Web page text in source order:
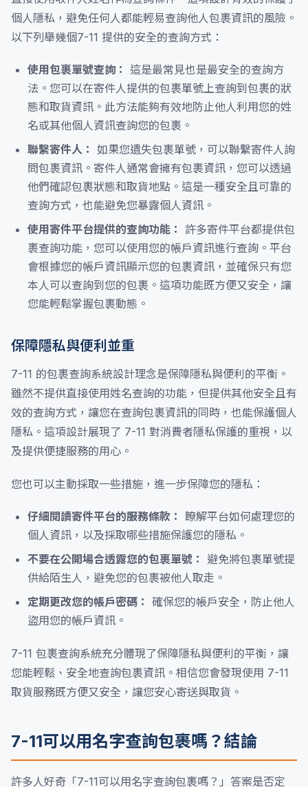
個人隱私，避免任何人都能輕易查詢他人包裹資訊的風險。
以下列舉幾個7-11 提供的安全的查詢方式：
使用包裹單號查詢：
這是最常見也是最安全的查詢方
法。您可以在寄件人提供的包裹單號上查詢到包裹的狀
態和取貨資訊。此方法能夠有效地防止他人利用您的姓
名或其他個人資訊查詢您的包裹。
聯繫寄件人： 如果您遺失包裹單號，可以聯繫寄件人詢
問包裹資訊。寄件人通常會擁有包裹資訊，您可以透過
他們確認包裹狀態和取貨地點。這是一種安全且可靠的
查詢方式，也能避免您暴露個人資訊。
使用寄件平台提供的查詢功能： 許多寄件平台都提供包
裹查詢功能，您可以使用您的帳戶資訊進行查詢。平台
會根據您的帳戶資訊顯示您的包裹資訊，並確保只有您
本人可以查詢到您的包裹。這項功能既方便又安全，讓
您能輕鬆掌握包裹動態。
保障隱私與便利並重
7-11 的包裹查詢系統設計理念是保障隱私與便利的平衡。
雖然不提供直接使用姓名查詢的功能，但提供其他安全且有
效的查詢方式，讓您在查詢包裹資訊的同時，也能保護個人
隱私。這項設計展現了 7-11 對消費者隱私保護的重視，以
及提供便捷服務的用心。
您也可以主動採取一些措施，進一步保障您的隱私：
仔細閱讀寄件平台的服務條款：
瞭解平台如何處理您的
個人資訊，以及採取哪些措施保護您的隱私。
不要在公開場合透露您的包裹單號：
避免將包裹單號提
供給陌生人，避免您的包裹被他人取走。
定期更改您的帳戶密碼： 確保您的帳戶安全，防止他人
盜用您的帳戶資訊。
7-11 包裹查詢系統充分體現了保障隱私與便利的平衡，讓
您能輕鬆、安全地查詢包裹資訊。相信您會發現使用 7-11
取貨服務既方便又安全，讓您安心寄送與取貨。
7-11可以用名字查詢包裹嗎？結論
許多人好奇「7-11可以用名字查詢包裹嗎？」答案是否定